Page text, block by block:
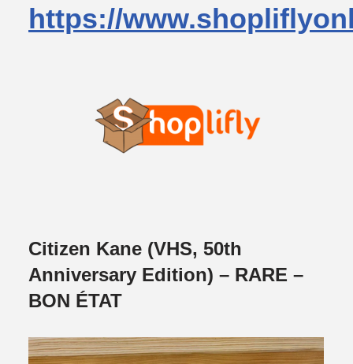
https://
Citizen Kane (VHS, 50th
Anniversary Edition) – RARE –
BON ÉTAT